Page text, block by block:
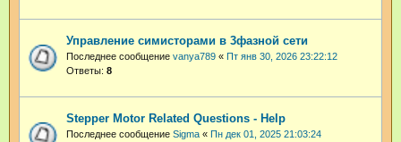
Управление симисторами в 3фазной сети
Последнее сообщение vanya789 « Пт янв 30, 2026 23:22:12
Ответы: 8
Stepper Motor Related Questions - Help
Последнее сообщение Sigma « Пн дек 01, 2025 21:03:24